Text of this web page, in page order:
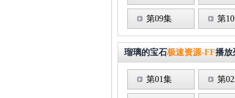
第09集 第
瑠璃的宝石极速资源-FF播放
第01集 第